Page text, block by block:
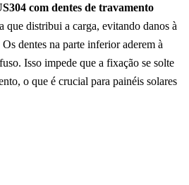
com dentes de travamento
que distribui a carga, evitando danos à
dentes na parte inferior aderem à
Isso impede que a fixação se solte
o que é crucial para painéis solares